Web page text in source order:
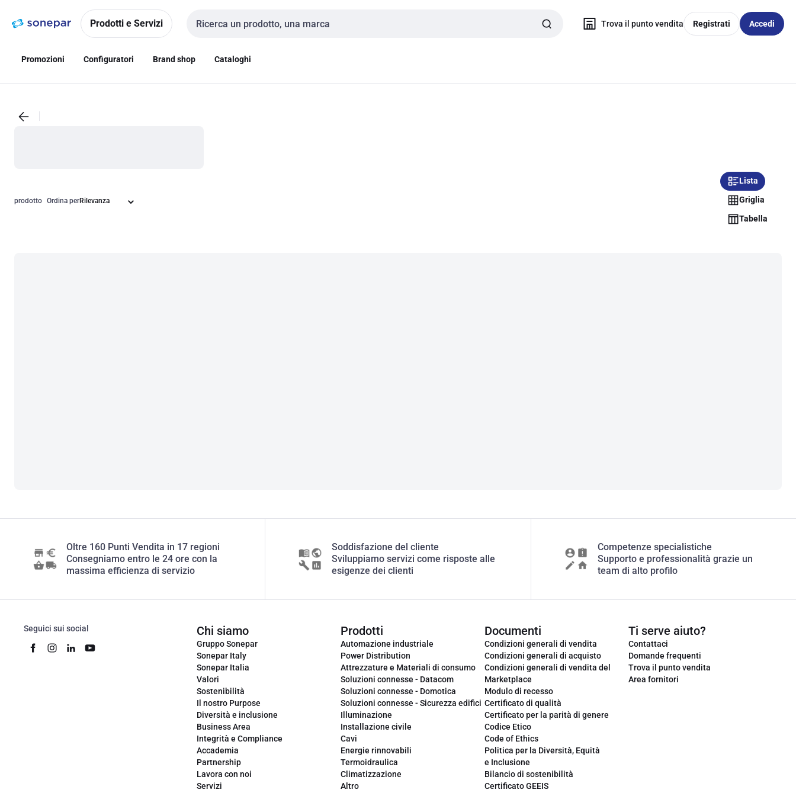
navigazionealla
Prodotti e Servizi
Cerca input
Trova il punto vendita Registrati Accedi
Promozioni Configuratori Brand shop Cataloghi
prodotto Ordina per
Lista
Griglia
Tabella
Oltre 160 Punti Vendita in 17 regioni
Consegniamo entro le 24 ore con la
massima efficienza di servizio
Soddisfazione del cliente
Sviluppiamo servizi come risposte alle
esigenze dei clienti
Competenze specialistiche
Supporto e professionalità grazie un
team di alto profilo
Seguici sui social Chi siamo
Gruppo Sonepar
Sonepar Italy
Sonepar Italia
Valori
Sostenibilità
Il nostro Purpose
Diversità e inclusione
Business Area
Integrità e Compliance
Accademia
Partnership
Lavora con noi
Servizi
Prodotti
Automazione industriale
Power Distribution
Attrezzature e Materiali di consumo
Soluzioni connesse - Datacom
Soluzioni connesse - Domotica
Soluzioni connesse - Sicurezza edifici
Illuminazione
Installazione civile
Cavi
Energie rinnovabili
Termoidraulica
Climatizzazione
Altro
Documenti
Condizioni generali di vendita
Condizioni generali di acquisto
Condizioni generali di vendita del
Marketplace
Modulo di recesso
Certificato di qualità
Certificato per la parità di genere
Codice Etico
Code of Ethics
Politica per la Diversità, Equità
e Inclusione
Bilancio di sostenibilità
Certificato GEEIS
Ti serve aiuto?
Contattaci
Domande frequenti
Trova il punto vendita
Area fornitori